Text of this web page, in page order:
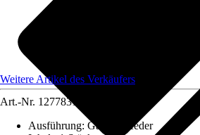
Weitere Artikel des Verkäufers
Art.-Nr. 12778315
Ausführung: Gasdruckfeder